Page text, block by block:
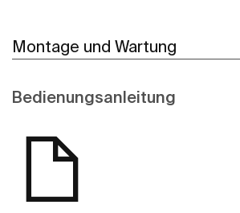
Montage und Wartung
Bedienungsanleitung